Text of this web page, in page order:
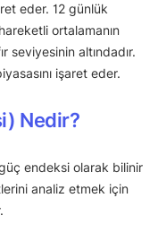
eder. 12 günlük
ortalamanın
seviyesinin altındadır.
işaret eder.
Nedir?
endeksi olarak bilinir
analiz etmek için